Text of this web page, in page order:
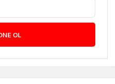
OL